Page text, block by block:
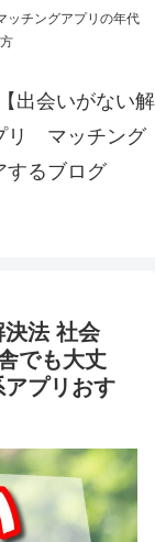
チングアプリの年代
出会いがない解
リ マッチング
アするブログ
法 社会
でも大丈
プリおす